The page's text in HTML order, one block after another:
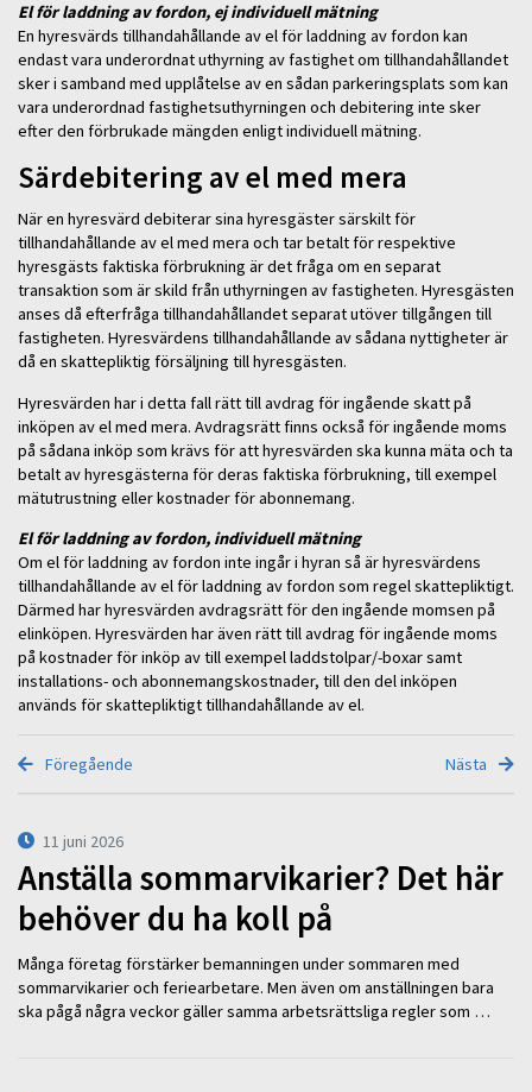
El för laddning av fordon, ej individuell mätning
En hyresvärds tillhandahållande av el för laddning av fordon kan
endast vara underordnat uthyrning av fastighet om tillhandahållandet
sker i samband med upplåtelse av en sådan parkeringsplats som kan
vara underordnad fastighetsuthyrningen och debitering inte sker
efter den förbrukade mängden enligt individuell mätning.
Särdebitering av el med mera
När en hyresvärd debiterar sina hyresgäster särskilt för
tillhandahållande av el med mera och tar betalt för respektive
hyresgästs faktiska förbrukning är det fråga om en separat
transaktion som är skild från uthyrningen av fastigheten. Hyresgästen
anses då efterfråga tillhandahållandet separat utöver tillgången till
fastigheten. Hyresvärdens tillhandahållande av sådana nyttigheter är
då en skattepliktig försäljning till hyresgästen.
Hyresvärden har i detta fall rätt till avdrag för ingående skatt på
inköpen av el med mera. Avdragsrätt finns också för ingående moms
på sådana inköp som krävs för att hyresvärden ska kunna mäta och ta
betalt av hyresgästerna för deras faktiska förbrukning, till exempel
mätutrustning eller kostnader för abonnemang.
El för laddning av fordon, individuell mätning
Om el för laddning av fordon inte ingår i hyran så är hyresvärdens
tillhandahållande av el för laddning av fordon som regel skattepliktigt.
Därmed har hyresvärden avdragsrätt för den ingående momsen på
elinköpen. Hyresvärden har även rätt till avdrag för ingående moms
på kostnader för inköp av till exempel laddstolpar/-boxar samt
installations- och abonnemangskostnader, till den del inköpen
används för skattepliktigt tillhandahållande av el.
Föregående Nästa
11 juni 2026
Anställa sommarvikarier? Det här
behöver du ha koll på
Många företag förstärker bemanningen under sommaren med
sommarvikarier och feriearbetare. Men även om anställningen bara
ska pågå några veckor gäller samma arbetsrättsliga regler som …